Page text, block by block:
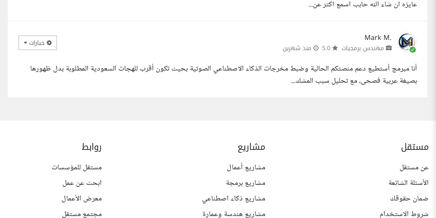
عايزه ان شاء الله حابب اسمع اكتر عن...
Mark M.
مهندس برمجيات منذ شهرين خيارات
أنا مبرمج أستطيع دعم منصتكم الحالية وضبط مخرجات الذكاء الاصطناعي الصوتية بحيث تكون أقرب للهجات السعودية المطلوبة بدل ظهورها
بصيغة عربية فصحى، مع تحليل سبب المشك...
مستقل
عن مستقل
الأسئلة الشائعة
ضمان حقوقك
شروط الاستخدام
مشاريع
مشاريع أعمال
مشاريع برمجة
مشاريع ذكاء اصطناعي
مشاريع هندسة وعمارة
روابط
مستقل للمؤسسات
ابحث عن عمل
معرض الأعمال
مجتمع مستقل